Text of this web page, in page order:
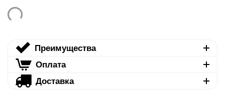
Преимущества
Оплата
Доставка